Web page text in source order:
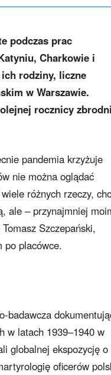
podczas prac
Charkowie i
rodziny, liczne
w Warszawie.
rocznicy zbrodni
pandemia krzyżuje
nie można oglądać
różnych rzeczy,
ale – przynajmniej
Szczepański,
po placówce.
badawcza
w latach 1939–1940 w
globalnej ekspozycję o
oficerów